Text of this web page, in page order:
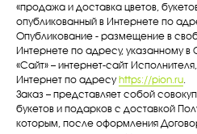
«продажа и доставка цветов,
опубликованный в Интернете по
Опубликование - размещение в
Интернете по адресу, указанному в
«Сайт» – интернет-сайт
Интернет по адресуhttps://pion.ru.
Заказ – представляет собой
букетов и подарков с доставкой
которым, после оформления